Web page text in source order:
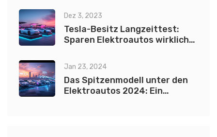
Dez 3, 2023
Tesla-Besitz Langzeittest:
Sparen Elektroautos wirklich
Jan 23, 2024
Das Spitzenmodell unter den
Elektroautos 2024: Ein